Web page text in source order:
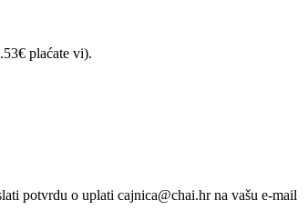
plaćate vi).
potvrdu o uplati cajnica@chai.hr na vašu e-mail